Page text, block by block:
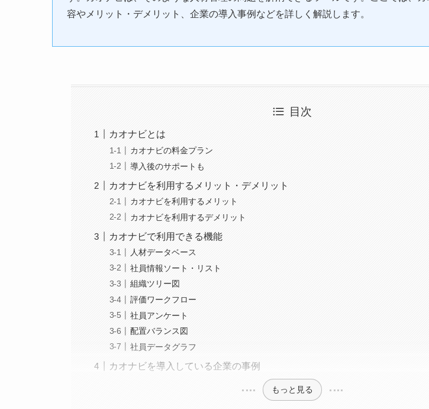
容やメリット・デメリット、企業の導入事例などを詳しく解説します。
目次
カオナビとは
カオナビの料金プラン
導入後のサポートも
カオナビを利用するメリット・デメリット
カオナビを利用するメリット
カオナビを利用するデメリット
カオナビで利用できる機能
人材データベース
社員情報ソート・リスト
組織ツリー図
評価ワークフロー
社員アンケート
配置バランス図
社員データグラフ
カオナビを導入している企業の事例
もっと見る